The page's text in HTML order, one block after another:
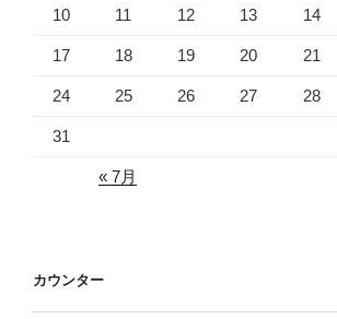
10 11 12 13 14
17 18 19 20 21
24 25 26 27 28
31
« 7月
カウンター